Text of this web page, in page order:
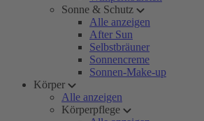
Sonne & Schutz
Alle anzeigen
After Sun
Selbstbräuner
Sonnencreme
Sonnen-Make-up
Körper
Alle anzeigen
Körperpflege